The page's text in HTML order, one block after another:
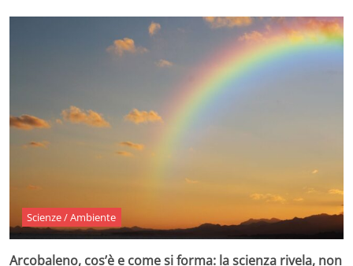
Scienze / Ambiente
Arcobaleno, cos’è e come si forma: la scienza rivela, non